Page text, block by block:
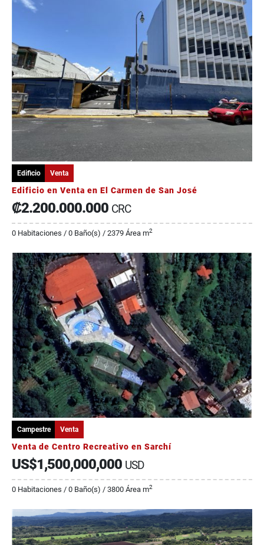
Edificio Venta
Edificio en Venta en El Carmen de San José
₡2.200.000.000 CRC
0 Habitaciones / 0 Baño(s) / 2379 Área m2
Campestre Venta
Venta de Centro Recreativo en Sarchí
US$1,500,000,000 USD
0 Habitaciones / 0 Baño(s) / 3800 Área m2